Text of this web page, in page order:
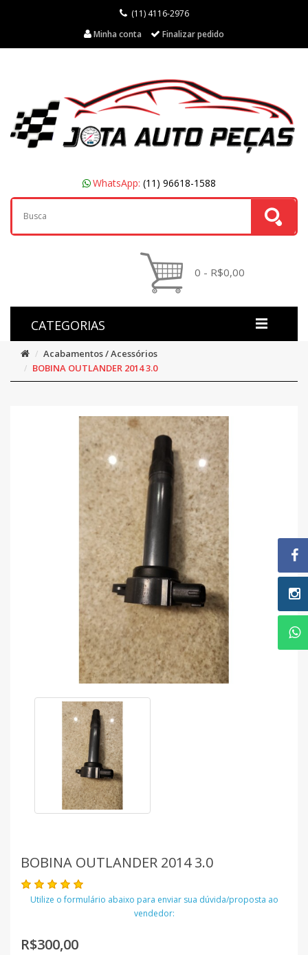
(11) 4116-2976
Minha conta
Finalizar pedido
WhatsApp: (11) 96618-1588
0 - R$0,00
CATEGORIAS
Acabamentos / Acessórios
BOBINA OUTLANDER 2014 3.0
BOBINA OUTLANDER 2014 3.0
Utilize o formulário abaixo para enviar sua dúvida/proposta ao
vendedor:
R$300,00